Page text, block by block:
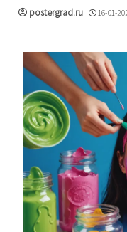
postergrad.ru 16-01-